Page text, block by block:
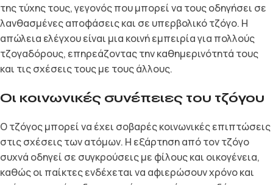
της τύχης τους, γεγονός που μπορεί να τους οδηγήσει σε
λανθασμένες αποφάσεις και σε υπερβολικό τζόγο. Η
απώλεια ελέγχου είναι μια κοινή εμπειρία για πολλούς
τζογαδόρους, επηρεάζοντας την καθημερινότητά τους
και τις σχέσεις τους με τους άλλους.
Οι κοινωνικές συνέπειες του τζόγου
Ο τζόγος μπορεί να έχει σοβαρές κοινωνικές επιπτώσεις
στις σχέσεις των ατόμων. Η εξάρτηση από τον τζόγο
συχνά οδηγεί σε συγκρούσεις με φίλους και οικογένεια,
καθώς οι παίκτες ενδέχεται να αφιερώσουν χρόνο και